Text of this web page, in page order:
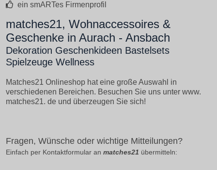
ein smARTes Firmenprofil
matches21, Wohnaccessoires &
Geschenke in Aurach - Ansbach
Dekoration Geschenkideen Bastelsets
Spielzeuge Wellness
Matches21 Onlineshop hat eine große Auswahl in
verschiedenen Bereichen. Besuchen Sie uns unter www.
matches21. de und überzeugen Sie sich!
Fragen, Wünsche oder wichtige Mitteilungen?
Einfach per Kontaktformular an matches21 übermitteln: